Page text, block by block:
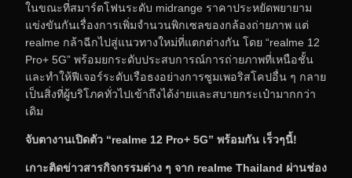
ในขณะที่สมาร์ตโฟนระดับ midrange ราคาประหยัดพยายาม
แข่งขันกันเรื่องการเพิ่มจำนวนพิกเซลของกล้องถ่ายภาพ แต่
realme กล้าฉีกไปสู่แนวทางใหม่ที่แตกต่างกัน โดย “realme 12
Pro+ 5G” พร้อมยกระดับประสบการณ์การถ่ายภาพที่เหนือชั้น
และทำให้ฟีเจอร์ระดับเรือธงอย่างการซูมเพอริสโคปอื่น ๆ กลาย
เป็นสิ่งที่ผู้บริโภคทั่วไปเข้าถึงได้ง่ายและสบายกระเป๋ามากกว่า
เดิม
จับตางานเปิดตัว “realme 12 Pro+ 5G” พร้อมกัน เร็วๆนี้!
เกาะติดข่าวสารกิจกรรมต่าง ๆ จาก realme Thailand ผ่านช่อง